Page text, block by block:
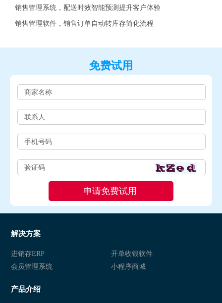
销售管理系统，配送时效智能预测提升客户体验
销售管理软件，销售订单自动转库存简化流程
免费试用
解决方案
进销存ERP
开单收银软件
会员管理系统
小程序商城
产品介绍